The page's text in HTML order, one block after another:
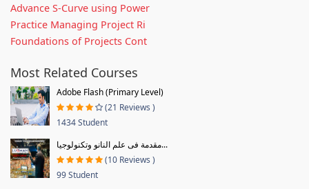
Advance S-Curve using Power
Practice Managing Project Ri
Foundations of Projects Cont
Most Related Courses
Adobe Flash (Primary Level)
(21 Reviews )
1434 Student
مقدمة فى علم النانو وتكنولوجيا...
(10 Reviews )
99 Student